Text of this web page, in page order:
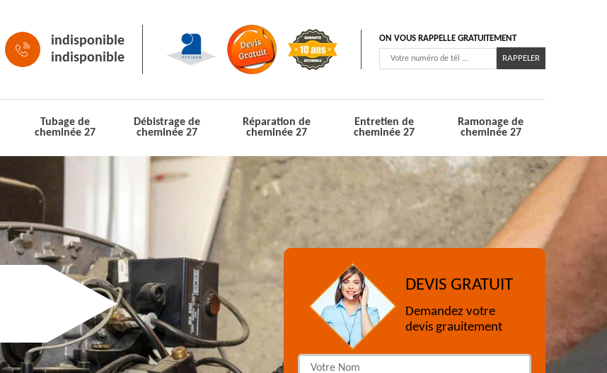
indisponible
indisponible
ON VOUS RAPPELLE GRATUITEMENT
Tubage de
cheminée 27
Débistrage de
cheminée 27
Réparation de
cheminée 27
Entretien de
cheminée 27
Ramonage de
cheminée 27
DEVIS GRATUIT
Demandez votre
devis grauitement